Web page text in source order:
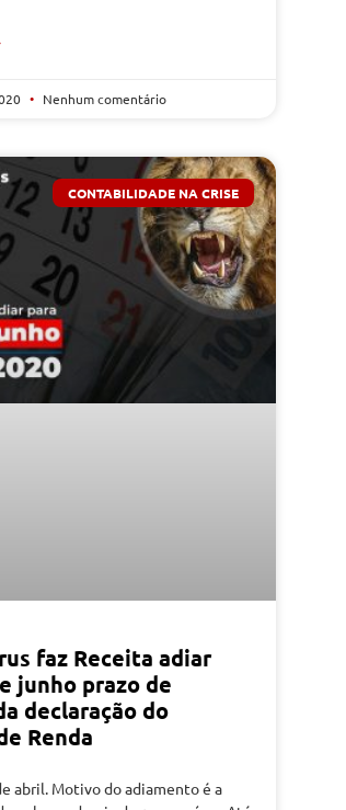
Nenhum comentário
CONTABILIDADE NA CRISE
faz Receita adiar
junho prazo de
declaração do
Renda
abril. Motivo do adiamento é a